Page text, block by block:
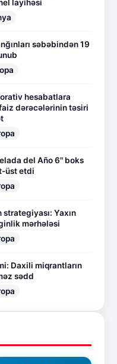
layihəsi
səbəbindən 19
hesabatlara
dərəcələrinin təsiri
del Año 6" boks
üst etdi
strategiyası: Yaxın
mərhələsi
Daxili miqrantların
sədd